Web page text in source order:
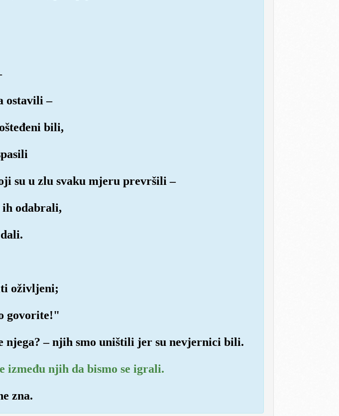
ostavili –
bili,
su u zlu svaku mjeru prevršili –
ih odabrali,
oživljeni;
govorite!"
– njih smo uništili jer su nevjernici bili.
između njih da bismo se igrali.
zna.